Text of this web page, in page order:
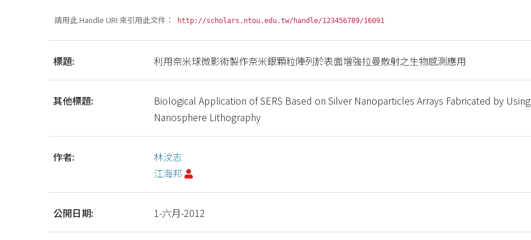
請用此 Handle URI 來引用此文件： http://scholars.ntou.edu.tw/handle/123456789/16091
標題: 利用奈米球微影術製作奈米銀顆粒陣列於表面增強拉曼散射之生物感測應用
其他標題:
Biological Application of SERS Based on Silver Nanoparticles Arrays Fabricated by Using
Nanosphere Lithography
作者:
林汶志
江海邦
公開日期: 1-六月-2012